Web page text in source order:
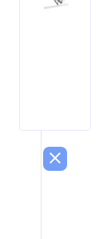
close